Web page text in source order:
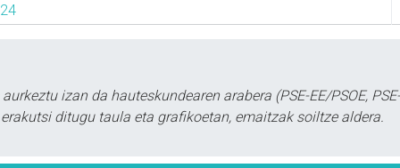
izan da hauteskundearen arabera (PSE-EE/PSOE, PSE-
ditugu taula eta grafikoetan, emaitzak soiltze aldera.